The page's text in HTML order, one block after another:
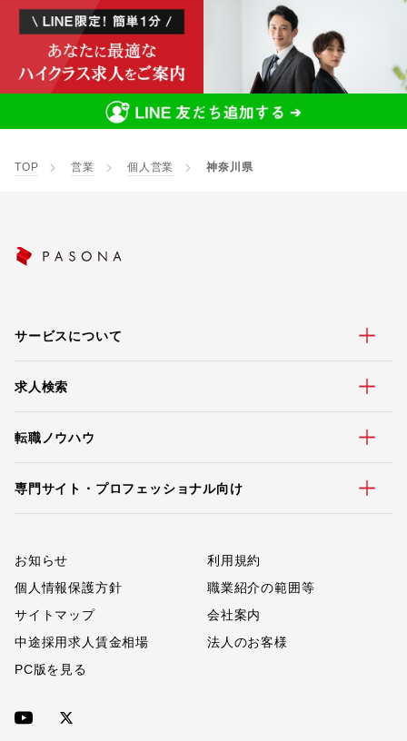
TOP 営業 個人営業 神奈川県
サービスについて
求人検索
転職ノウハウ
専門サイト・プロフェッショナル向け
お知らせ
利用規約
個人情報保護方針
職業紹介の範囲等
サイトマップ
会社案内
中途採用求人賃金相場
法人のお客様
PC版を見る